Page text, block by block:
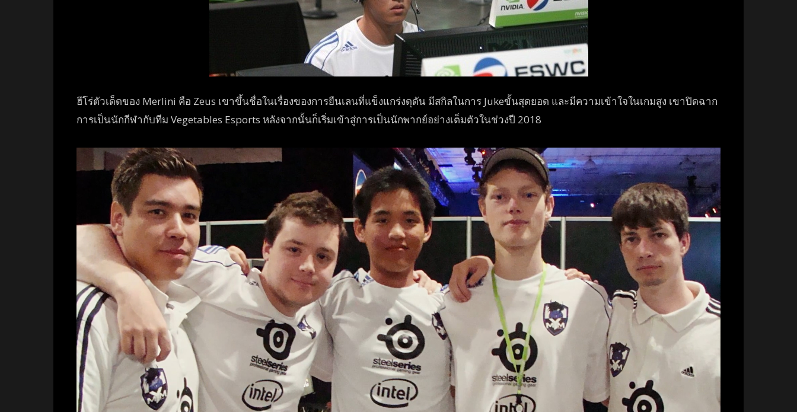
ฮีโร่ตัวเด็ดของ Merlini คือ Zeus เขาขึ้นชื่อในเรื่องของการยืนเลนที่แข็งแกร่งดุดัน มีสกิลในการ Jukeขั้นสุดยอด และมีความเข้าใจในเกมสูง เขาปิดฉาก
การเป็นนักกีฬากับทีม Vegetables Esports หลังจากนั้นก็เริ่มเข้าสู่การเป็นนักพากย์อย่างเต็มตัวในช่วงปี 2018